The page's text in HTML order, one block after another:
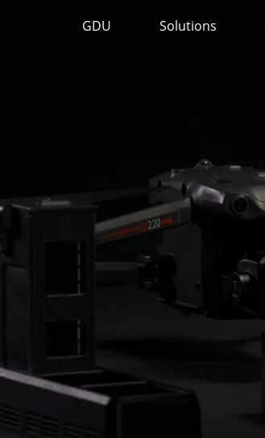
GDU Solutions